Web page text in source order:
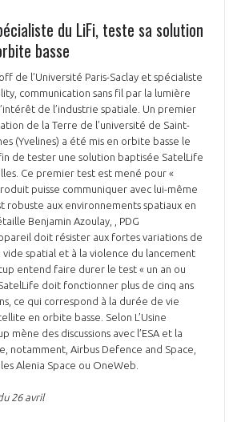
du LiFi, teste sa solution
basse
de l’Université Paris-Saclay et spécialiste
communication sans fil par la lumière
de l’industrie spatiale. Un premier
de la Terre de l’université de Saint-
(Yvelines) a été mis en orbite basse le
de tester une solution baptisée SatelLife
Ce premier test est mené pour «
puisse communiquer avec lui-même
robuste aux environnements spatiaux en
Benjamin Azoulay, , PDG
doit résister aux fortes variations de
spatial et à la violence du lancement
entend faire durer le test « un an ou
doit fonctionner plus de cinq ans
ce qui correspond à la durée de vie
en orbite basse. Selon L’Usine
mène des discussions avec l’ESA et la
notamment, Airbus Defence and Space,
Alenia Space ou OneWeb.
26 avril